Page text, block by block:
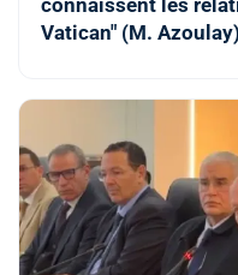
Vatican" (M. Azoulay)